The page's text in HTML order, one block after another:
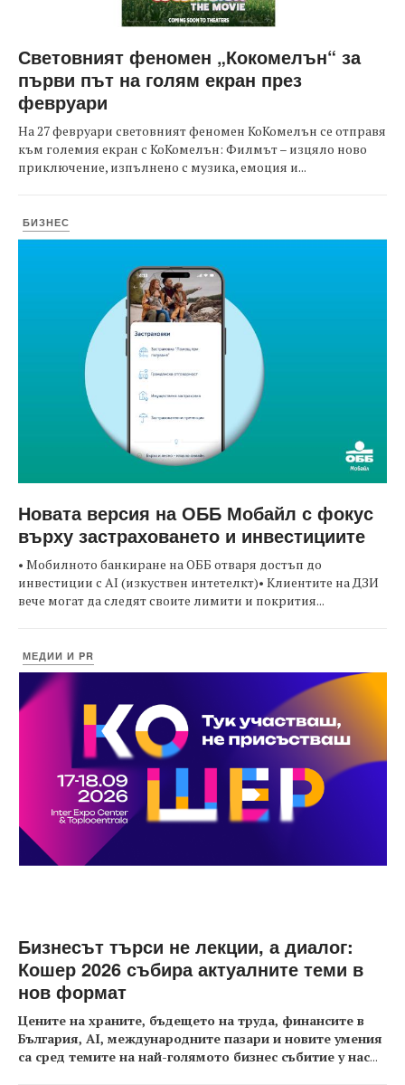
Световният феномен „Кокомелън“ за
първи път на голям екран през
февруари
На 27 февруари световният феномен КоКомелън се отправя
към големия екран с КоКомелън: Филмът – изцяло ново
приключение, изпълнено с музика, емоция и...
БИЗНЕС
Новата версия на ОББ Мобайл с фокус
върху застраховането и инвестициите
• Мобилното банкиране на ОББ отваря достъп до
инвестиции с AI (изкуствен интетелкт)• Клиентите на ДЗИ
вече могат да следят своите лимити и покрития...
МЕДИИ И PR
Бизнесът търси не лекции, а диалог:
Кошер 2026 събира актуалните теми в
нов формат
Цените на храните, бъдещето на труда, финансите в
България, AI, международните пазари и новите умения
са сред темите на най-голямото бизнес събитие у нас...